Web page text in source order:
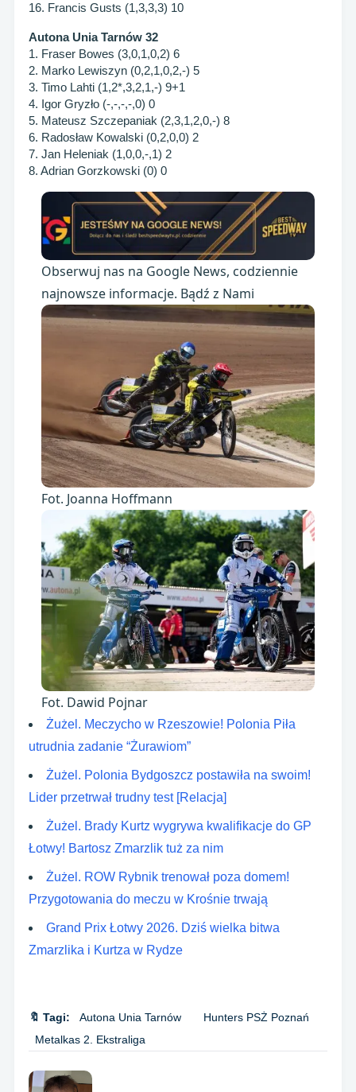
16. Francis Gusts (1,3,3,3) 10
Autona Unia Tarnów 32
1. Fraser Bowes (3,0,1,0,2) 6
2. Marko Lewiszyn (0,2,1,0,2,-) 5
3. Timo Lahti (1,2*,3,2,1,-) 9+1
4. Igor Gryzło (-,-,-,-,0) 0
5. Mateusz Szczepaniak (2,3,1,2,0,-) 8
6. Radosław Kowalski (0,2,0,0) 2
7. Jan Heleniak (1,0,0,-,1) 2
8. Adrian Gorzkowski (0) 0
Obserwuj nas na Google News, codziennie
najnowsze informacje. Bądź z Nami
Fot. Joanna Hoffmann
Fot. Dawid Pojnar
Żużel. Meczycho w Rzeszowie! Polonia Piła
utrudnia zadanie “Żurawiom”
Żużel. Polonia Bydgoszcz postawiła na swoim!
Lider przetrwał trudny test [Relacja]
Żużel. Brady Kurtz wygrywa kwalifikacje do GP
Łotwy! Bartosz Zmarzlik tuż za nim
Żużel. ROW Rybnik trenował poza domem!
Przygotowania do meczu w Krośnie trwają
Grand Prix Łotwy 2026. Dziś wielka bitwa
Zmarzlika i Kurtza w Rydze
🔖 Tagi: Autona Unia Tarnów
Hunters PSŻ Poznań
Metalkas 2. Ekstraliga